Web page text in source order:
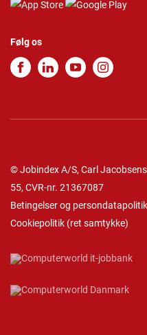
Følg os
© Jobindex A/S, Carl
55, CVR-nr. 21367087
Betingelser og persondatapolitik
Cookiepolitik (ret samtykke)